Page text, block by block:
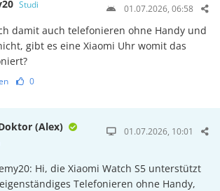
Studi 01.07.2026, 06:58
damit auch telefonieren ohne Handy und
gibt es eine Xiaomi Uhr womit das
0
(Alex) 01.07.2026, 10:01
Hi, die Xiaomi Watch S5 unterstützt
Telefonieren ohne Handy,